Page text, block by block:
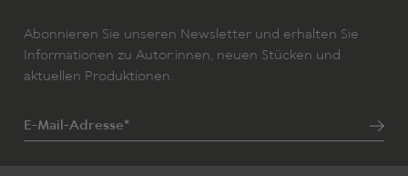
Abonnieren Sie unseren Newsletter und erhalten Sie
Informationen zu Autor:innen, neuen Stücken und
aktuellen Produktionen.
E-Mail-Adresse*